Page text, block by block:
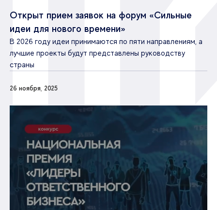
Открыт прием заявок на форум «Сильные
идеи для нового времени»
В 2026 году идеи принимаются по пяти направлениям, а
лучшие проекты будут представлены руководству
страны
26 ноября, 2025